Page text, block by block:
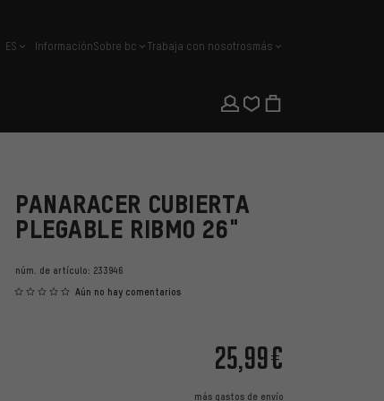
español
ES InformaciónSobre bc Trabaja con nosotrosmás
PANARACER CUBIERTA
PLEGABLE RIBMO 26"
núm. de artículo: 233946
Aún no hay comentarios
25,99€
más gastos de envío